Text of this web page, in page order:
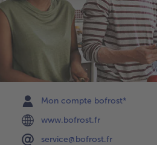
Mon compte bofrost*
www.bofrost.fr
service@bofrost.fr